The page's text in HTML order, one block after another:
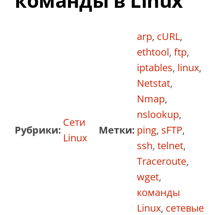
Рубрики:
Сети
Linux
Метки:
arp, cURL,
ethtool, ftp,
iptables, linux,
Netstat,
Nmap,
nslookup,
ping, sFTP,
ssh, telnet,
Traceroute,
wget,
команды
Linux, сетевые